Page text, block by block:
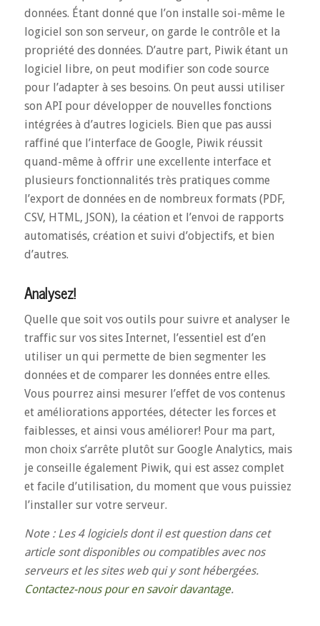
données. Étant donné que l’on installe soi-même le
logiciel son son serveur, on garde le contrôle et la
propriété des données. D’autre part, Piwik étant un
logiciel libre, on peut modifier son code source
pour l’adapter à ses besoins. On peut aussi utiliser
son API pour développer de nouvelles fonctions
intégrées à d’autres logiciels. Bien que pas aussi
raffiné que l’interface de Google, Piwik réussit
quand-même à offrir une excellente interface et
plusieurs fonctionnalités très pratiques comme
l’export de données en de nombreux formats (PDF,
CSV, HTML, JSON), la céation et l’envoi de rapports
automatisés, création et suivi d’objectifs, et bien
d’autres.
Analysez!
Quelle que soit vos outils pour suivre et analyser le
traffic sur vos sites Internet, l’essentiel est d’en
utiliser un qui permette de bien segmenter les
données et de comparer les données entre elles.
Vous pourrez ainsi mesurer l’effet de vos contenus
et améliorations apportées, détecter les forces et
faiblesses, et ainsi vous améliorer! Pour ma part,
mon choix s’arrête plutôt sur Google Analytics, mais
je conseille également Piwik, qui est assez complet
et facile d’utilisation, du moment que vous puissiez
l’installer sur votre serveur.
Note : Les 4 logiciels dont il est question dans cet
article sont disponibles ou compatibles avec nos
serveurs et les sites web qui y sont hébergées.
Contactez-nous pour en savoir davantage.